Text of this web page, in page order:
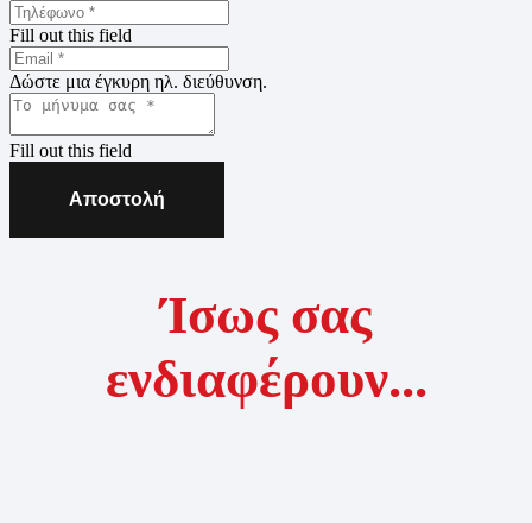
Fill out this field
Δώστε μια έγκυρη ηλ. διεύθυνση.
Fill out this field
Αποστολή
Ίσως σας
ενδιαφέρουν...